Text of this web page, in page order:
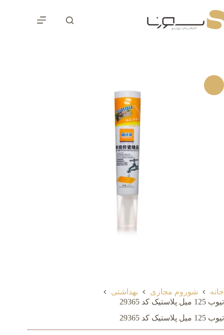
به
محتوا
خانه شوروم مجازی
بهداشتی
تیوب 125 میل پلاستیک کد 29365
تیوب 125 میل پلاستیک کد 29365